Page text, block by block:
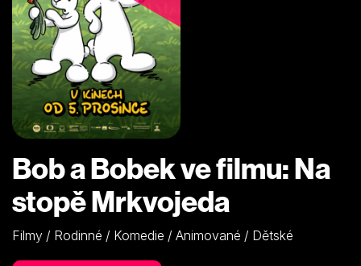
Bob a Bobek ve filmu: Na
stopě Mrkvojeda
Filmy / Rodinné / Komedie / Animované / Dětské